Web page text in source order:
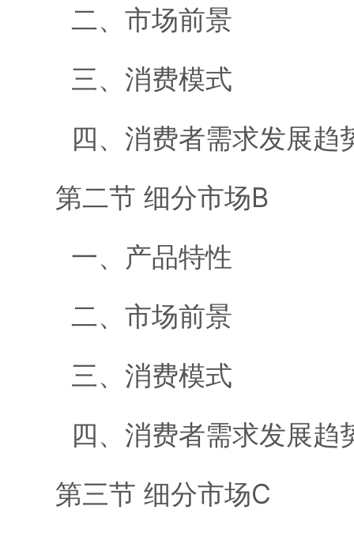
二、市场前景
三、消费模式
四、消费者需求发展趋
第二节 细分市场B
一、产品特性
二、市场前景
三、消费模式
四、消费者需求发展趋
第三节 细分市场C